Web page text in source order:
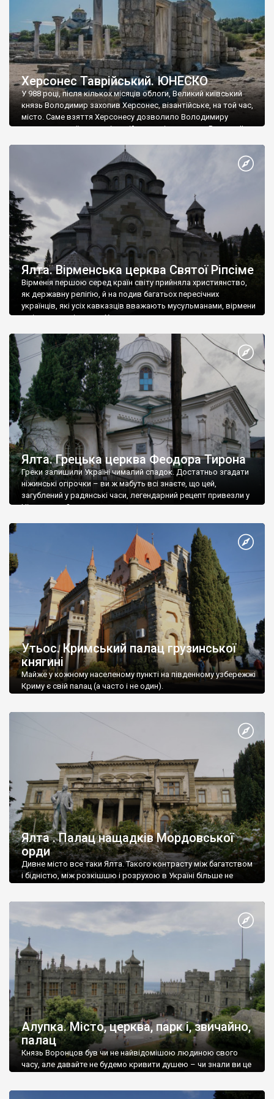
Херсонес Таврійський. ЮНЕСКО
У 988 році, після кількох місяців облоги, Великий київський
князь Володимир захопив Херсонес, візантійське, на той час,
місто. Саме взяття Херсонесу дозволило Володимиру
диктувати свої умови візантійському імператору Василю ІІ, та
Херсонесі Володимир-язичник, став Василем-християнином.
А потім було Хрещення Русі. На честь Херсонесу Таврійського
Ялта. Вірменська церква Святої Ріпсіме
Вірменія першою серед країн світу прийняла християнство,
як державну релігію, й на подив багатьох пересічних
українців, які усіх кавказців вважають мусульманами, вірмени
є відданими вірянами Христа
Ялта. Грецька церква Феодора Тирона
Греки залишили Україні чималий спадок. Достатньо згадати
ніжинські огірочки – ви ж мабуть всі знаєте, що цей,
загублений у радянські часи, легендарний рецепт привезли у
Ніжин греки?
Утьос. Кримський палац грузинської
княгині
Майже у кожному населеному пункті на південному узбережжі
Криму є свій палац (а часто і не один).
Ялта . Палац нащадків Мордовської
орди
Дивне місто все таки Ялта. Такого контрасту між багатством
і бідністю, між розкішшю і розрухою в Україні більше не
Алупка. Місто, церква, парк і, звичайно,
палац
Князь Воронцов був чи не найвідомішою людиною свого
часу, але давайте не будемо кривити душею – чи знали ви це